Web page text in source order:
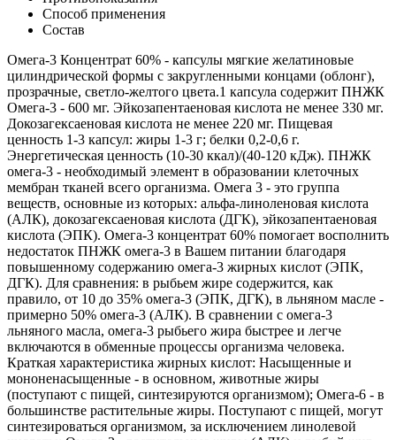
Способ применения
Состав
Омега-3 Концентрат 60% - капсулы мягкие желатиновые
цилиндрической формы с закругленными концами (облонг),
прозрачные, светло-желтого цвета.1 капсула содержит ПНЖК
Омега-3 - 600 мг. Эйкозапентаеновая кислота не менее 330 мг.
Докозагексаеновая кислота не менее 220 мг. Пищевая
ценность 1-3 капсул: жиры 1-3 г; белки 0,2-0,6 г.
Энергетическая ценность (10-30 ккал)/(40-120 кДж). ПНЖК
омега-3 - необходимый элемент в образовании клеточных
мембран тканей всего организма. Омега 3 - это группа
веществ, основные из которых: альфа-линоленовая кислота
(АЛК), докозагексаеновая кислота (ДГК), эйкозапентаеновая
кислота (ЭПК). Омега-3 концентрат 60% помогает восполнить
недостаток ПНЖК омега-3 в Вашем питании благодаря
повышенному содержанию омега-3 жирных кислот (ЭПК,
ДГК). Для сравнения: в рыбьем жире содержится, как
правило, от 10 до 35% омега-3 (ЭПК, ДГК), в льняном масле -
примерно 50% омега-3 (АЛК). В сравнении с омега-3
льняного масла, омега-3 рыбьего жира быстрее и легче
включаются в обменные процессы организма человека.
Краткая характеристика жирных кислот: Насыщенные и
мононенасыщенные - в основном, животные жиры
(поступают с пищей, синтезируются организмом); Омега-6 - в
большинстве растительные жиры. Поступают с пищей, могут
синтезироваться организмом, за исключением линолевой